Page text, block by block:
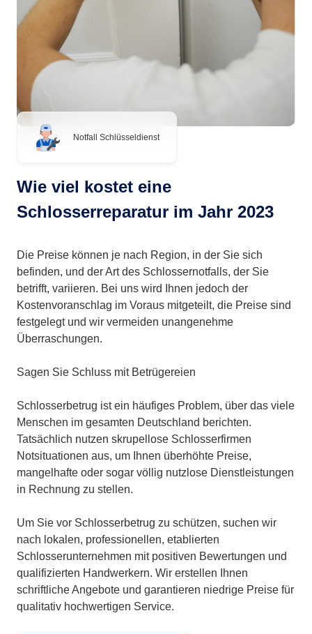
Notfall Schlüsseldienst
Wie viel kostet eine
Schlosserreparatur im Jahr 2023
Die Preise können je nach Region, in der Sie sich
befinden, und der Art des Schlossernotfalls, der Sie
betrifft, variieren. Bei uns wird Ihnen jedoch der
Kostenvoranschlag im Voraus mitgeteilt, die Preise sind
festgelegt und wir vermeiden unangenehme
Überraschungen.
Sagen Sie Schluss mit Betrügereien
Schlosserbetrug ist ein häufiges Problem, über das viele
Menschen im gesamten Deutschland berichten.
Tatsächlich nutzen skrupellose Schlosserfirmen
Notsituationen aus, um Ihnen überhöhte Preise,
mangelhafte oder sogar völlig nutzlose Dienstleistungen
in Rechnung zu stellen.
Um Sie vor Schlosserbetrug zu schützen, suchen wir
nach lokalen, professionellen, etablierten
Schlosserunternehmen mit positiven Bewertungen und
qualifizierten Handwerkern. Wir erstellen Ihnen
schriftliche Angebote und garantieren niedrige Preise für
qualitativ hochwertigen Service.